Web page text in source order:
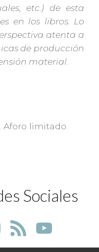
etc.) de esta
en los libros. Lo
atenta a
de producción
material.
Aforo limitado.
Sociales